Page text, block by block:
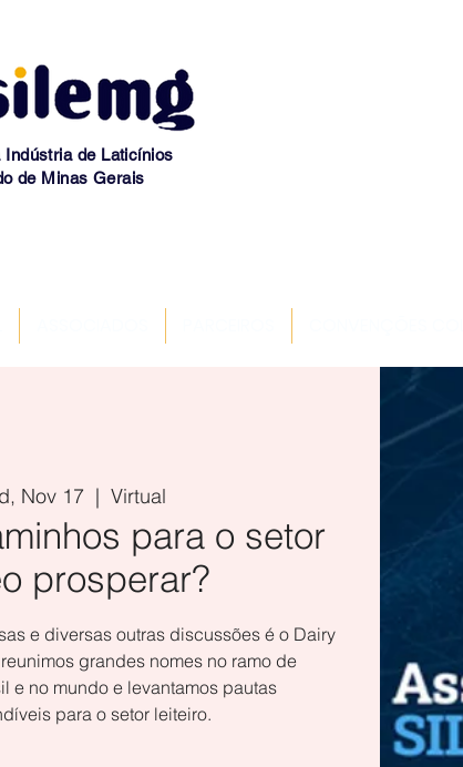
Indústria de Laticínios
de Minas Gerais
Nov 17
  |
Virtual
para o setor
prosperar?
e diversas outras discussões é o Dairy
grandes nomes no ramo de
e no mundo e levantamos pautas
para o setor leiteiro.